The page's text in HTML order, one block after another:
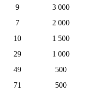
9
3 000
7
2 000
10
1 500
29
1 000
49
500
71
500